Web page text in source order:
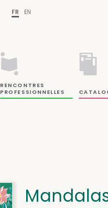
FR EN
RENCONTRES
PROFESSIONNELLES